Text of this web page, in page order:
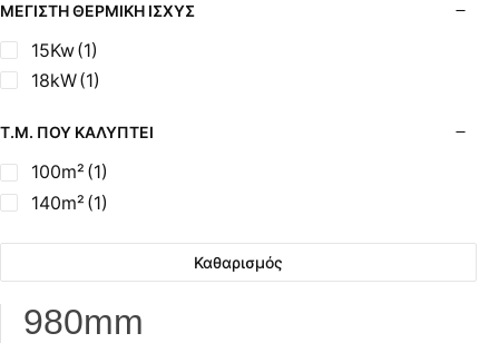
ΜΈΓΙΣΤΗ ΘΕΡΜΙΚΉ ΙΣΧΎΣ
15Kw(1)
18kW(1)
Τ.Μ. ΠΟΥ ΚΑΛΎΠΤΕΙ
100m² (1)
140m² (1)
Καθαρισμός
980mm